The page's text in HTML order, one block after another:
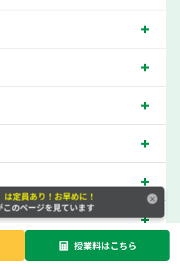
堺市堺区北瓦町の小学生・中学生・高校生の成
塾 堺東校」へ。
町。周辺には堺タカシマヤや堺東駅前郵便局な
はもちろん、近隣の三国ヶ丘駅や堺市駅周辺か
す。無料体験受付中です！
は定員あり！お早めに！
のページを見ています
授業料はこちら